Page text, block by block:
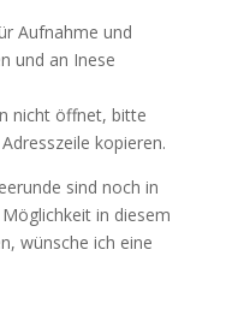
Aufnahme und
und an Inese
nicht öffnet, bitte
kopieren.
sind noch in
in diesem
wünsche ich eine